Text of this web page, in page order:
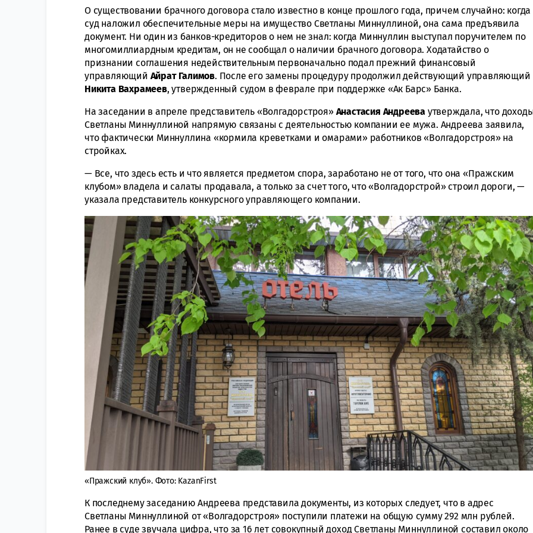
О существовании брачного договора стало известно в конце прошлого года, причем случайно: когда
суд наложил обеспечительные меры на имущество Светланы Миннуллиной, она сама предъявила
документ. Ни один из банков-кредиторов о нем не знал: когда Миннуллин выступал поручителем по
многомиллиардным кредитам, он не сообщал о наличии брачного договора. Ходатайство о
признании соглашения недействительным первоначально подал прежний финансовый
управляющий Айрат Галимов. После его замены процедуру продолжил действующий управляющий
Никита Вахрамеев, утвержденный судом в феврале при поддержке «Ак Барс» Банка.
На заседании в апреле представитель «Волгадорстроя» Анастасия Андреева утверждала, что
Светланы Миннуллиной напрямую связаны с деятельностью компании ее мужа. Андреева заявила,
что фактически Миннуллина «кормила креветками и омарами» работников «Волгадорстроя» на
стройках.
— Все, что здесь есть и что является предметом спора, заработано не от того, что она «Пражским
клубом» владела и салаты продавала, а только за счет того, что «Волгадорстрой» строил дороги, —
указала представитель конкурсного управляющего компании.
«Пражский клуб». Фото: KazanFirst
К последнему заседанию Андреева представила документы, из которых следует, что в адрес
Светланы Миннуллиной от «Волгадорстроя» поступили платежи на общую сумму 292 млн рублей.
Ранее в суде звучала цифра, что за 16 лет совокупный доход Светланы Миннуллиной составил около